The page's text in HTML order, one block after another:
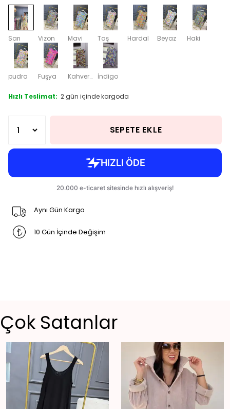
Sarı Vizon Mavi Taş Hardal Beyaz Haki
pudra Fuşya Kahverengi İndigo
Hızlı Teslimat: 2 gün içinde kargoda
SEPETE EKLE
Aynı Gün Kargo
10 Gün İçinde Değişim
Çok Satanlar